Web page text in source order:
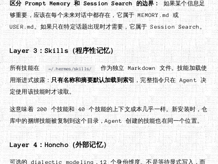
区分 Prompt Memory 和 Session Search 的边界：如果某个信息足
够重要，应该在每个未来对话中都存在，它属于 MEMORY.md 或
USER.md。如果只在特定话题出现时才需要，它属于 Session Search。
Layer 3：Skills（程序性记忆）
所有技能在 ~/.hermes/skills/ 作为独立 Markdown 文件。技能加载使
用渐进式披露：只有名称和摘要默认加载到索引，完整指令只在 Agent 决
定使用该技能时才读取。
这意味着 200 个技能和 40 个技能的上下文成本几乎一样。新安装时，仓
库中的捆绑技能被复制到这个目录，Agent 创建的技能也在同一个位置。
Layer 4：Honcho（外部记忆）
可选的 dialectic modeling，12 个身份维度。不是等待显式写入，而